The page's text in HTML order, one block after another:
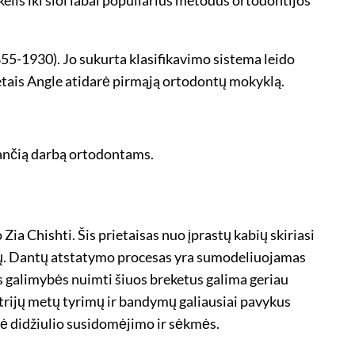
1930). Jo sukurta klasifikavimo sistema leido
Angle atidarė pirmąją ortodontų mokyklą.
darbą ortodontams.
Zia Chishti. Šis prietaisas nuo įprastų kabių skiriasi
Dantų atstatymo procesas yra sumodeliuojamas
nuimti šiuos breketus galima geriau
metų tyrimų ir bandymų galiausiai pavykus
didžiulio susidomėjimo ir sėkmės.